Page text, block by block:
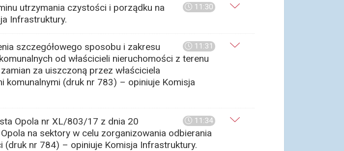
11:30
utrzymania czystości i porządku na
Infrastruktury.
11:31
szczegółowego sposobu i zakresu
od właścicieli nieruchomości z terenu
za uiszczoną przez właściciela
komunalnymi (druk nr 783) – opiniuje Komisja
11:34
Opola nr XL/803/17 z dnia 20
na sektory w celu zorganizowania odbierania
(druk nr 784) – opiniuje Komisja Infrastruktury.